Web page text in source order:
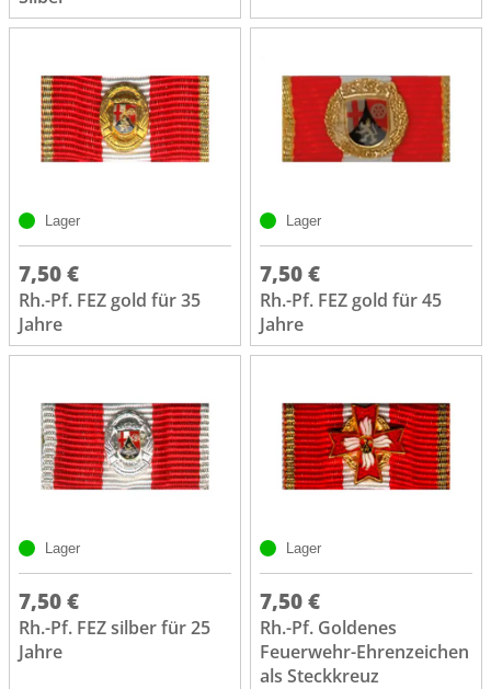
Lager
7,50 €
Rh.-Pf. FEZ gold für 35
Jahre
Lager
7,50 €
Rh.-Pf. FEZ gold für 45
Jahre
Lager
7,50 €
Rh.-Pf. FEZ silber für 25
Jahre
Lager
7,50 €
Rh.-Pf. Goldenes
Feuerwehr-Ehrenzeichen
als Steckkreuz